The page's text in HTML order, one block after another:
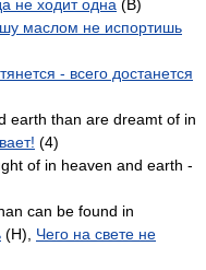
не ходит одна (B)
маслом не испортишь
- всего достанется
earth than are dreamt of in
(4)
of in heaven and earth -
can be found in
(H), Чего на свете не